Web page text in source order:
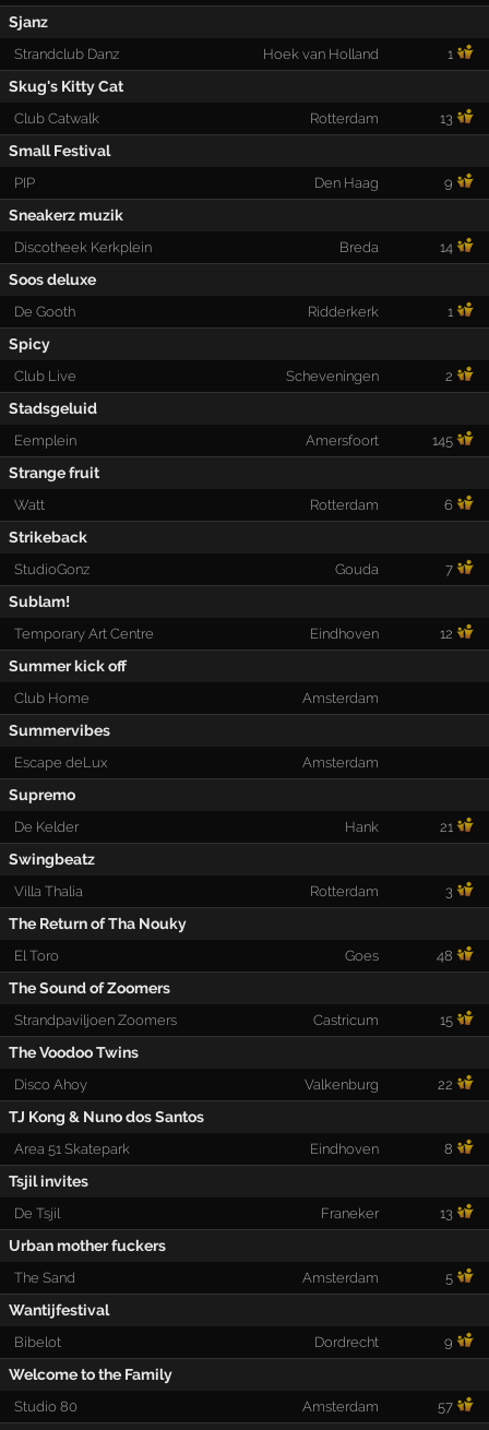
Sjanz
Strandclub Danz Hoek van Holland 1
Skug's Kitty Cat
Club Catwalk Rotterdam 13
Small Festival
PIP Den Haag 9
Sneakerz muzik
Discotheek Kerkplein Breda 14
Soos deluxe
De Gooth Ridderkerk 1
Spicy
Club Live Scheveningen 2
Stadsgeluid
Eemplein Amersfoort 145
Strange fruit
Watt Rotterdam 6
Strikeback
StudioGonz Gouda 7
Sublam!
Temporary Art Centre Eindhoven 12
Summer kick off
Club Home Amsterdam
Summervibes
Escape deLux Amsterdam
Supremo
De Kelder Hank 21
Swingbeatz
Villa Thalia Rotterdam 3
The Return of Tha Nouky
El Toro Goes 48
The Sound of Zoomers
Strandpaviljoen Zoomers Castricum 15
The Voodoo Twins
Disco Ahoy Valkenburg 22
TJ Kong & Nuno dos Santos
Area 51 Skatepark Eindhoven 8
Tsjil invites
De Tsjil Franeker 13
Urban mother fuckers
The Sand Amsterdam 5
Wantijfestival
Bibelot Dordrecht 9
Welcome to the Family
Studio 80 Amsterdam 57